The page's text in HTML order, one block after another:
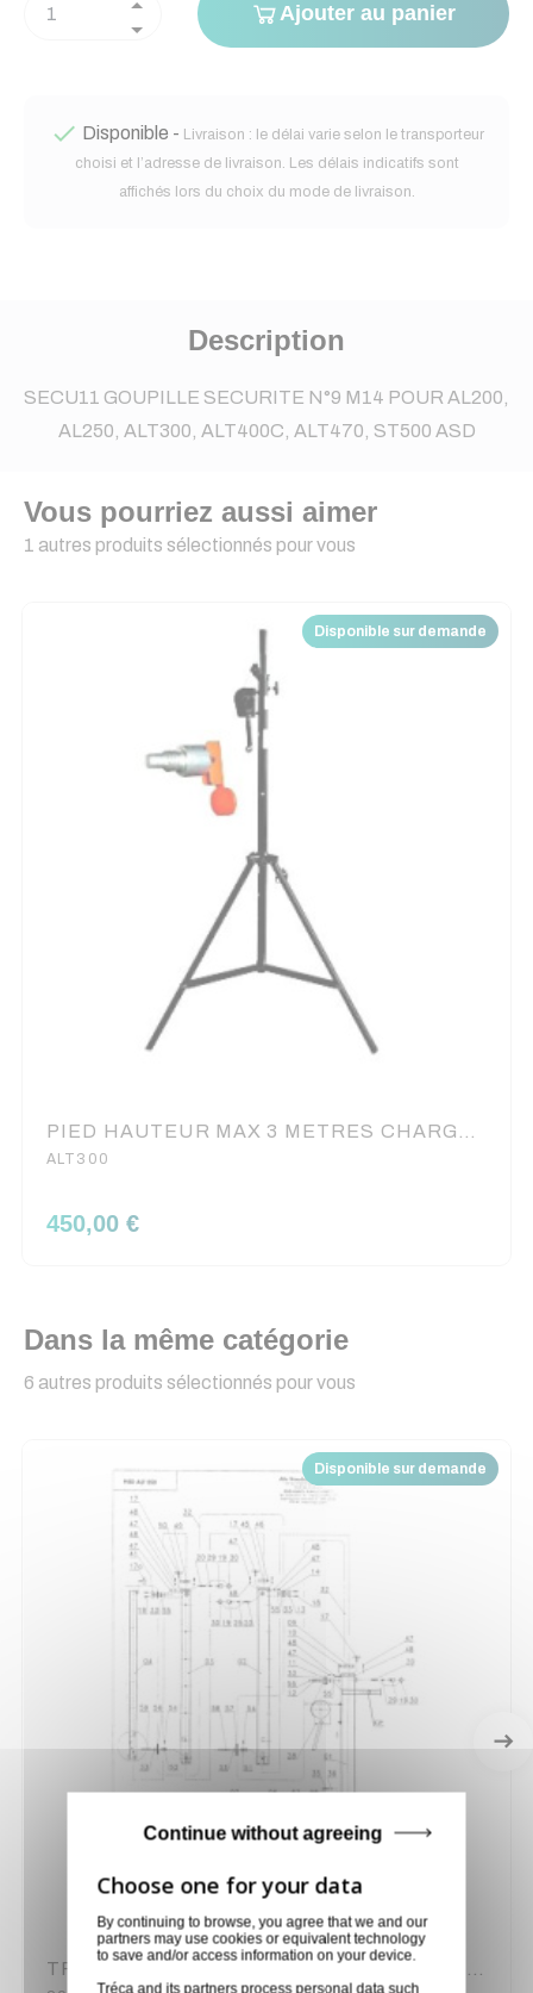
Ajouter au panier
 Disponible - Livraison : le délai varie selon le transporteur
choisi et l’adresse de livraison. Les délais indicatifs sont
affichés lors du choix du mode de livraison.
Description
SECU11 GOUPILLE SECURITE N°9 M14 POUR AL200,
AL250, ALT300, ALT400C, ALT470, ST500 ASD
Vous pourriez aussi aimer
1 autres produits sélectionnés pour vous
Disponible sur demande
ALT300
450,00 €
Dans la même catégorie
6 autres produits sélectionnés pour vous
Disponible sur demande
By continuing to browse, you agree that we and our
partners may use cookies or equivalent technology
to save and/or access information on your device.
Tréca and its partners process personal data such
Continue without agreeing